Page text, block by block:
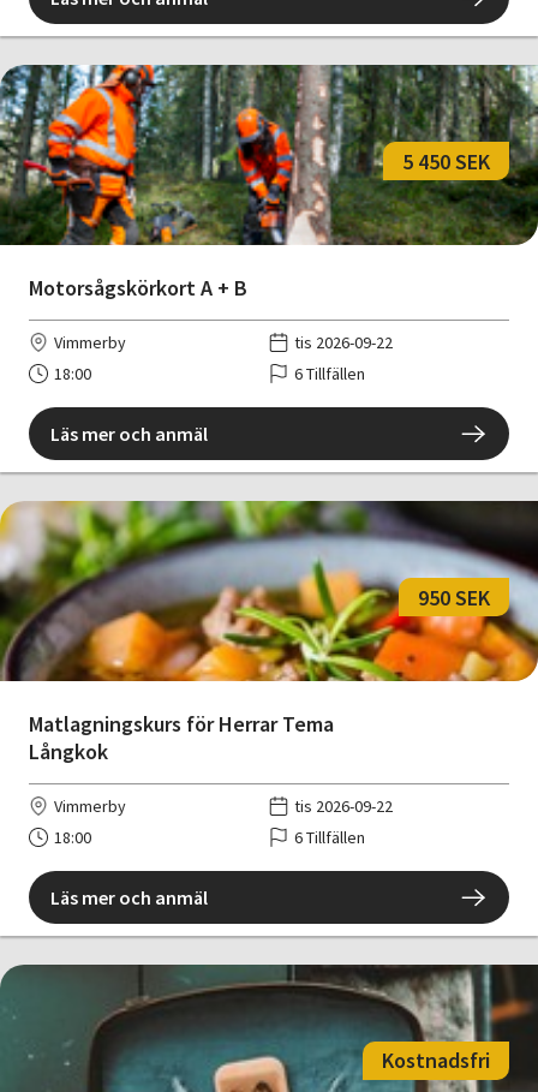
Motorsågskörkort A + B
5 450 SEK
Vimmerby
tis 2026-09-22
18:00
6 Tillfällen
Läs mer och anmäl
Matlagningskurs för Herrar Tema
Långkok
950 SEK
Vimmerby
tis 2026-09-22
18:00
6 Tillfällen
Läs mer och anmäl
Kostnadsfri